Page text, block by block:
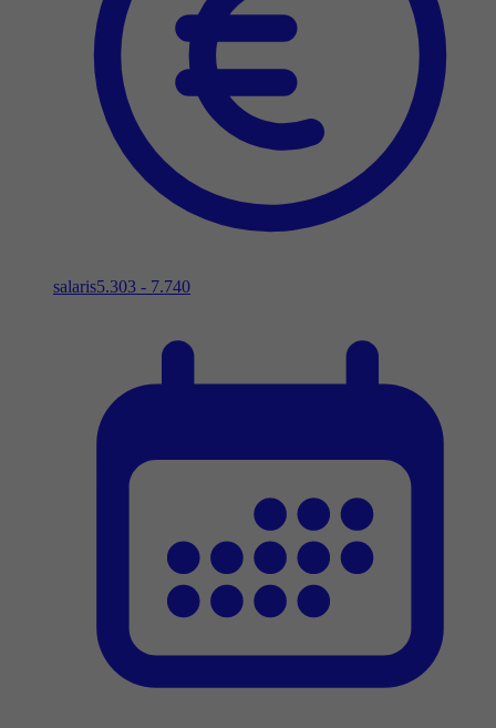
salaris5.303 - 7.740